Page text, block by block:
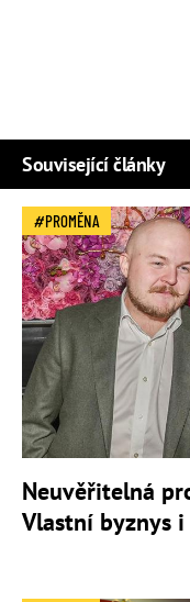
Související články
PROMĚNA
Neuvěřitelná
Vlastní byznys